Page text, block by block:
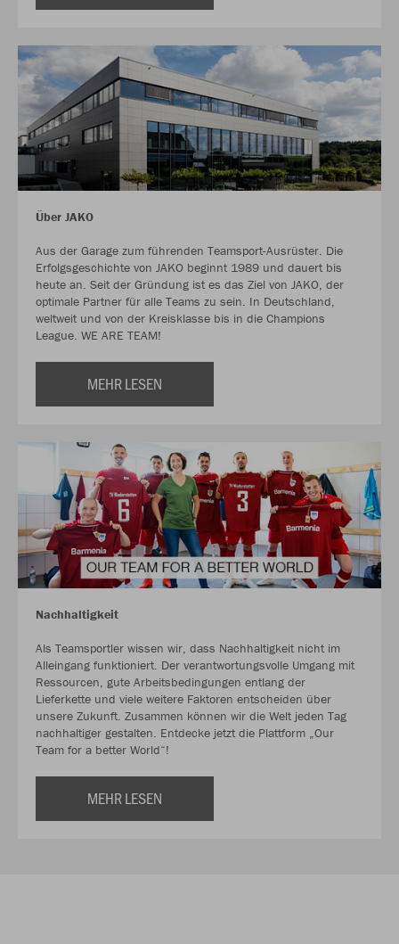
Über JAKO
Aus der Garage zum führenden Teamsport-Ausrüster. Die
Erfolgsgeschichte von JAKO beginnt 1989 und dauert bis
heute an. Seit der Gründung ist es das Ziel von JAKO, der
optimale Partner für alle Teams zu sein. In Deutschland,
weltweit und von der Kreisklasse bis in die Champions
League. WE ARE TEAM!
MEHR LESEN
Nachhaltigkeit
Als Teamsportler wissen wir, dass Nachhaltigkeit nicht im
Alleingang funktioniert. Der verantwortungsvolle Umgang mit
Ressourcen, gute Arbeitsbedingungen entlang der
Lieferkette und viele weitere Faktoren entscheiden über
unsere Zukunft. Zusammen können wir die Welt jeden Tag
nachhaltiger gestalten. Entdecke jetzt die Plattform „Our
Team for a better World“!
MEHR LESEN